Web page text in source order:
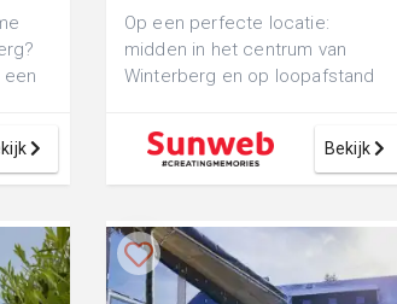
Op een perfecte locatie:
midden in het centrum van
Winterberg en op loopafstand
Lodge Hot...
Bekijk